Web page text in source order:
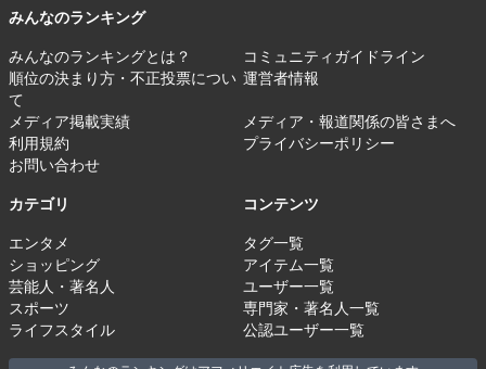
みんなのランキング
みんなのランキングとは？
コミュニティガイドライン
順位の決まり方・不正投票につい
て
運営者情報
メディア掲載実績
メディア・報道関係の皆さまへ
利用規約
プライバシーポリシー
お問い合わせ
カテゴリ
エンタメ
ショッピング
芸能人・著名人
スポーツ
ライフスタイル
コンテンツ
タグ一覧
アイテム一覧
ユーザー一覧
専門家・著名人一覧
公認ユーザー一覧